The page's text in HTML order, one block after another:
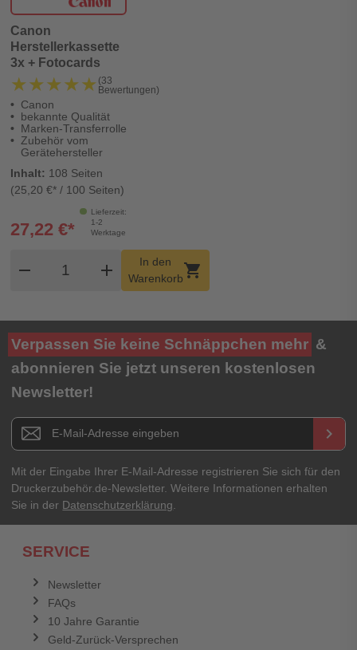
Canon
Herstellerkassette
3x + Fotocards
★★★★★
★★★★★ (33
Bewertungen)
Canon
bekannte Qualität
Marken-Transferrolle
Zubehör vom
Gerätehersteller
Inhalt: 108 Seiten
(25,20 €* / 100 Seiten)
Lieferzeit:
1-2
Werktage
27,22 €*
remove
Produkt Warenkorb Menge
add
In den
Warenkorbshopping_cart
Verpassen Sie keine Schnäppchen mehr &
abonnieren Sie jetzt unseren kostenlosen
Newsletter!
Newsletter E-Mail Adresse keyboard_arrow_right
Mit der Eingabe Ihrer E-Mail-Adresse registrieren Sie sich für den
Druckerzubehör.de-Newsletter. Weitere Informationen erhalten
Sie in der Datenschutzerklärung
SERVICE
Newsletter
FAQs
10 Jahre Garantie
Geld-Zurück-Versprechen